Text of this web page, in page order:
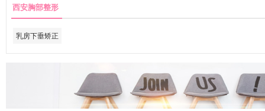
西安胸部整形
乳房下垂矫正